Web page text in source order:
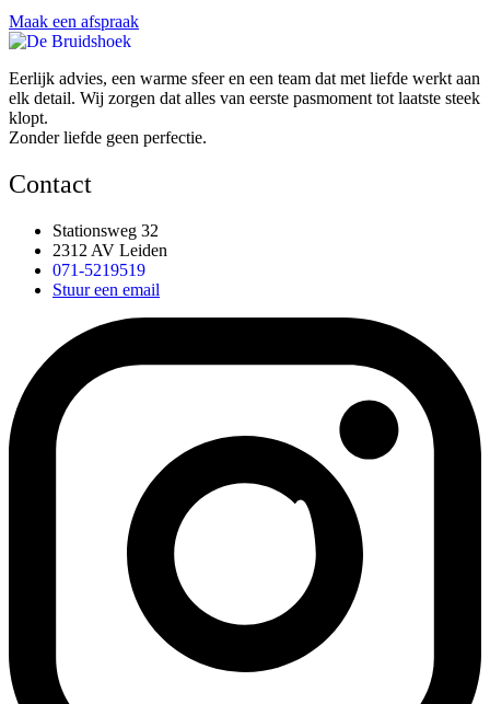
Maak een afspraak
Eerlijk advies, een warme sfeer en een team dat met liefde werkt aan
elk detail. Wij zorgen dat alles van eerste pasmoment tot laatste steek
klopt.
Zonder liefde geen perfectie.
Contact
Stationsweg 32
2312 AV Leiden
071-5219519
Stuur een email